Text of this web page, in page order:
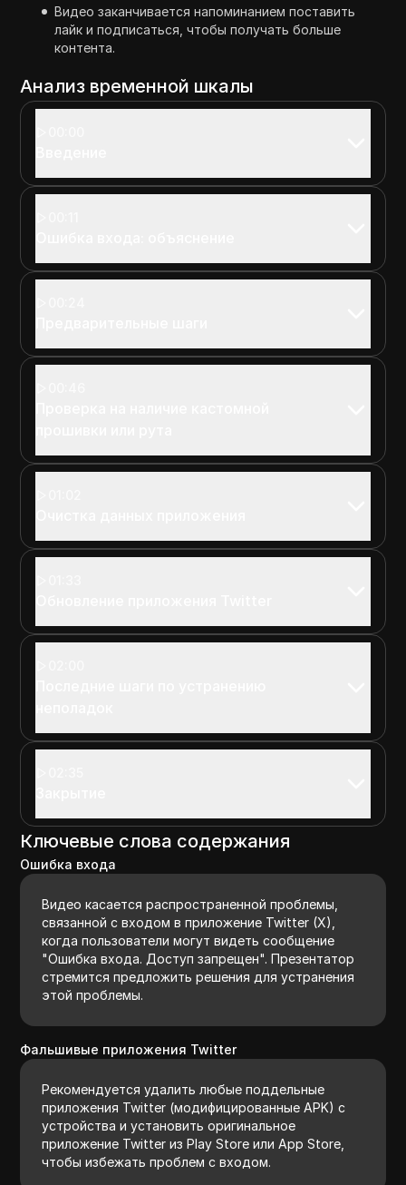
Видео заканчивается напоминанием поставить
лайк и подписаться, чтобы получать больше
контента.
Анализ временной шкалы
Ключевые слова содержания
Ошибка входа
Видео касается распространенной проблемы,
связанной с входом в приложение Twitter (X),
когда пользователи могут видеть сообщение
"Ошибка входа. Доступ запрещен". Презентатор
стремится предложить решения для устранения
этой проблемы.
Фальшивые приложения Twitter
Рекомендуется удалить любые поддельные
приложения Twitter (модифицированные APK) с
устройства и установить оригинальное
приложение Twitter из Play Store или App Store,
чтобы избежать проблем с входом.